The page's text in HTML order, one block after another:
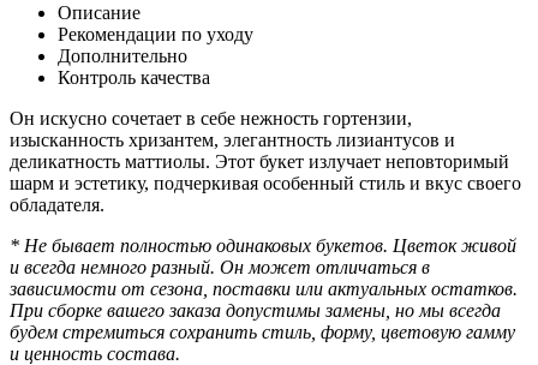
Описание
Рекомендации по уходу
Дополнительно
Контроль качества
Он искусно сочетает в себе нежность гортензии,
изысканность хризантем, элегантность лизиантусов и
деликатность маттиолы. Этот букет излучает неповторимый
шарм и эстетику, подчеркивая особенный стиль и вкус своего
обладателя.
* Не бывает полностью одинаковых букетов. Цветок живой
и всегда немного разный. Он может отличаться в
зависимости от сезона, поставки или актуальных остатков.
При сборке вашего заказа допустимы замены, но мы всегда
будем стремиться сохранить стиль, форму, цветовую гамму
и ценность состава.